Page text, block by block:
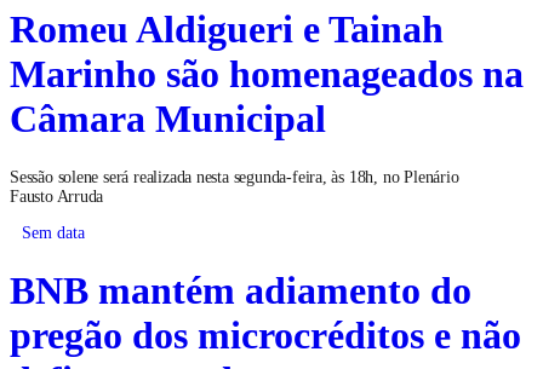
Romeu Aldigueri e Tainah
Marinho são homenageados na
Câmara Municipal
Sessão solene será realizada nesta segunda-feira, às 18h, no Plenário
Fausto Arruda
Sem data
BNB mantém adiamento do
pregão dos microcréditos e não